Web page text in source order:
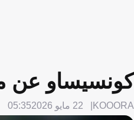
كونسيساو عن
KOOORA 22 مايو 2026 05:35